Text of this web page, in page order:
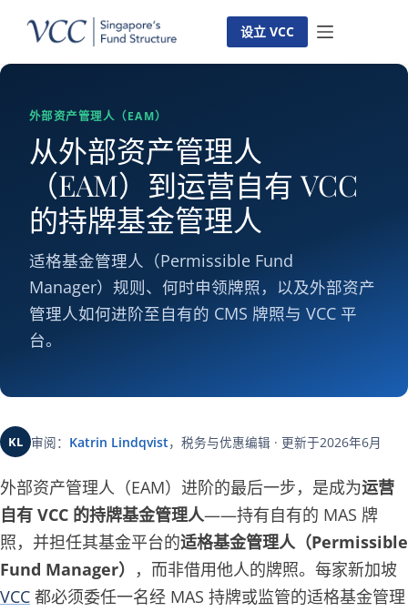
内
设立 VCC
外部资产管理人（EAM）
从外部资产管理人
（EAM）到运营自有 VCC
的持牌基金管理人
适格基金管理人（Permissible Fund
Manager）规则、何时申领牌照，以及外部资产
管理人如何进阶至自有的 CMS 牌照与 VCC 平
台。
KL 审阅： Katrin Lindqvist，税务与优惠编辑 · 更新于2026年6月
外部资产管理人（EAM）进阶的最后一步，是成为运营
自有 VCC 的持牌基金管理人——持有自有的 MAS 牌
照，并担任其基金平台的适格基金管理人（Permissible
Fund Manager） ，而非借用他人的牌照。每家新加坡
VCC 都必须委任一名经 MAS 持牌或监管的适格基金管理